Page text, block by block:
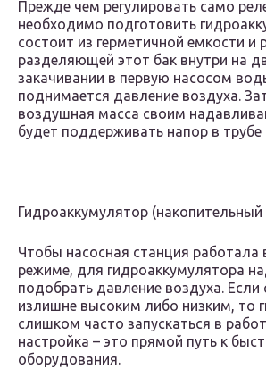
Прежде чем регулировать само
необходимо подготовить
состоит из герметичной емкости и
разделяющей этот бак внутри на
закачивании в первую насосом
поднимается давление воздуха.
воздушная масса своим
будет поддерживать напор в
Гидроаккумулятор (накопительный
Чтобы насосная станция
режиме, для гидроаккумулятора
подобрать давление воздуха. Если
излишне высоким либо низким, то
слишком часто запускаться в
настройка – это прямой путь к
оборудования.